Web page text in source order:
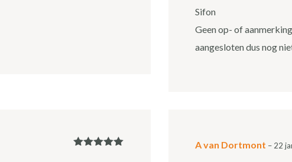
Sifon
Geen op- of
aangesloten dus nog
A van Dortmont – 22